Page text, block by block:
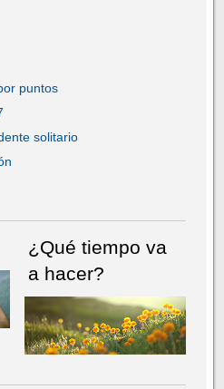
puntos
solitario
¿Qué tiempo va
a hacer?